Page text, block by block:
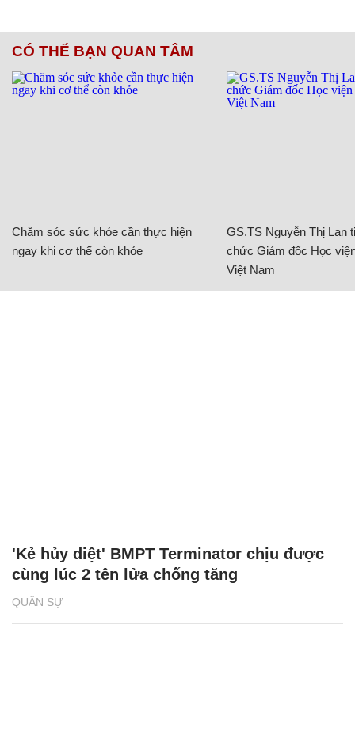
CÓ THỂ BẠN QUAN TÂM
Chăm sóc sức khỏe cần thực hiện
ngay khi cơ thể còn khỏe
GS.TS Nguyễn Thị Lan
chức Giám đốc Học
Việt Nam
QUÂN SỰ
'Kẻ hủy diệt' BMPT Terminator chịu được
cùng lúc 2 tên lửa chống tăng